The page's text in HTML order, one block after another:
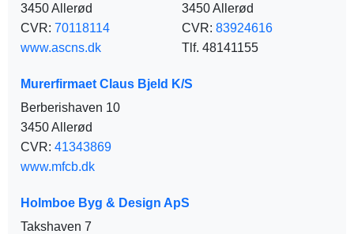
3450 Allerød
CVR: 70118114
www.ascns.dk
3450 Allerød
CVR: 83924616
Tlf. 48141155
Murerfirmaet Claus Bjeld K/S
Berberishaven 10
3450 Allerød
CVR: 41343869
www.mfcb.dk
Holmboe Byg & Design ApS
Takshaven 7